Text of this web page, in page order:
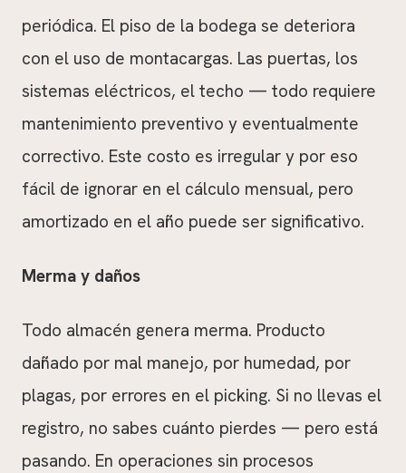
periódica. El piso de la bodega se deteriora
con el uso de montacargas. Las puertas, los
sistemas eléctricos, el techo — todo requiere
mantenimiento preventivo y eventualmente
correctivo. Este costo es irregular y por eso
fácil de ignorar en el cálculo mensual, pero
amortizado en el año puede ser significativo.
Merma y daños
Todo almacén genera merma. Producto
dañado por mal manejo, por humedad, por
plagas, por errores en el picking. Si no llevas el
registro, no sabes cuánto pierdes — pero está
pasando. En operaciones sin procesos